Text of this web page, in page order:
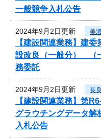
一般競争入札公告
2024年9月2日更新 美
【建設関連業務】建
設改良（一般分） （
務委託
2024年9月2日更新 長
【建設関連業務】第
グラウチングデータ解
入札公告